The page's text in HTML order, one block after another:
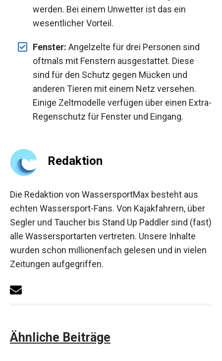
werden. Bei einem Unwetter ist das ein
wesentlicher Vorteil.
Fenster: Angelzelte für drei Personen sind
oftmals mit Fenstern ausgestattet. Diese
sind für den Schutz gegen Mücken und
anderen Tieren mit einem Netz versehen.
Einige Zeltmodelle verfügen über einen Extra-
Regenschutz für Fenster und Eingang.
Redaktion
Die Redaktion von WassersportMax besteht aus
echten Wassersport-Fans. Von Kajakfahrern, über
Segler und Taucher bis Stand Up Paddler sind (fast)
alle Wassersportarten vertreten. Unsere Inhalte
wurden schon millionenfach gelesen und in vielen
Zeitungen aufgegriffen.
Ähnliche Beiträge